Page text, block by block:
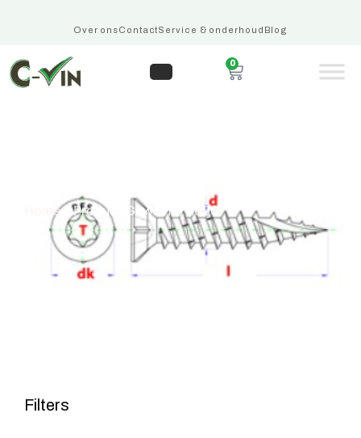
Over onsContactService & onderhoudBlog
0
Home/ Product Gewicht / 1690
Filters